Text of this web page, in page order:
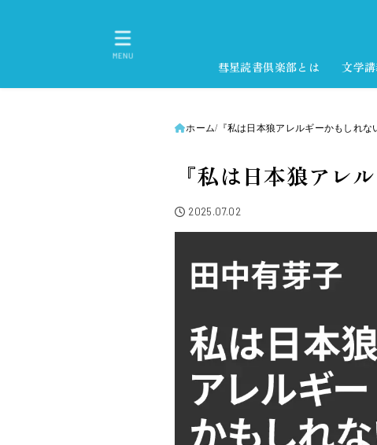
彗星読書倶楽部とは 文学
MENU
ホーム 『私は日本狼アレルギーかもしれな
『私は日本狼アレ
2025.07.02